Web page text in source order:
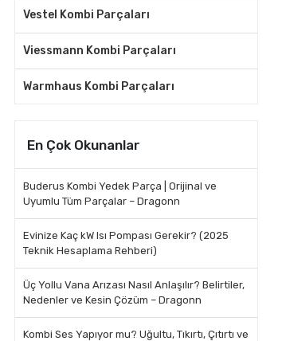
Vestel Kombi Parçaları
Viessmann Kombi Parçaları
Warmhaus Kombi Parçaları
En Çok Okunanlar
Buderus Kombi Yedek Parça | Orijinal ve
Uyumlu Tüm Parçalar – Dragonn
Evinize Kaç kW Isı Pompası Gerekir? (2025
Teknik Hesaplama Rehberi)
Üç Yollu Vana Arızası Nasıl Anlaşılır? Belirtiler,
Nedenler ve Kesin Çözüm – Dragonn
Kombi Ses Yapıyor mu? Uğultu, Tıkırtı, Çıtırtı ve